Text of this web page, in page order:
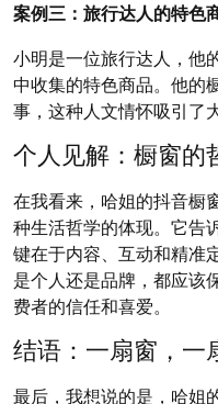
案例三：旅行达人的特色
小明是一位旅行达人，他
中收集的特色商品。他的
事，这种人文情怀吸引了
个人见解：橱窗的
在我看来，哈姐的抖音橱
种生活哲学的体现。它告
键在于内容、互动和精准
是个人还是品牌，都应该
费者的信任和喜爱。
结语：一扇窗，一
最后，我想说的是，哈姐